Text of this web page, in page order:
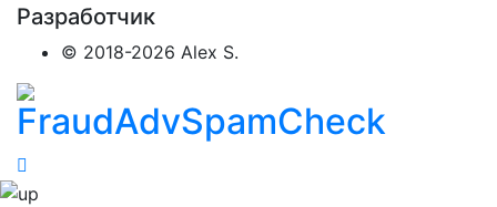
Разработчик
© 2018-2026 Alex S.